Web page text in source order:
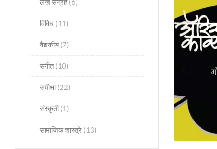
विविध (11)
वैद्यकीय(7)
संगीत(10)
समीक्षा(22)
संस्कृती(1)
सामाजिक शास्त्रे (13)